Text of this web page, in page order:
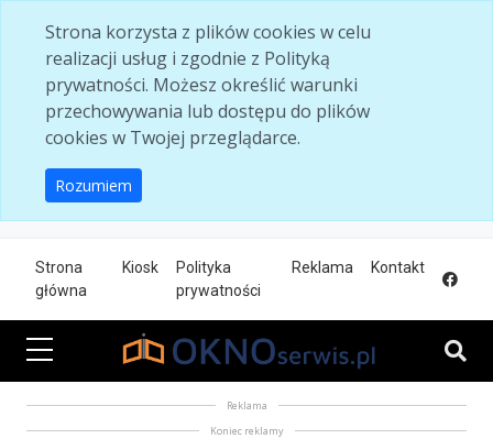
Strona korzysta z plików cookies w celu
realizacji usług i zgodnie z Polityką
prywatności. Możesz określić warunki
przechowywania lub dostępu do plików
cookies w Twojej przeglądarce.
Rozumiem
Strona
główna
Kiosk
Polityka
prywatności
Reklama Kontakt
Reklama
Koniec reklamy